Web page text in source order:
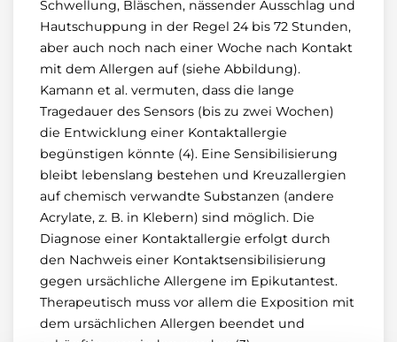
Schwellung, Bläschen, nässender Ausschlag und
Hautschuppung in der Regel 24 bis 72 Stunden,
aber auch noch nach einer Woche nach Kontakt
mit dem Allergen auf (siehe Abbildung).
Kamann et al. vermuten, dass die lange
Tragedauer des Sensors (bis zu zwei Wochen)
die Entwicklung einer Kontaktallergie
begünstigen könnte (4). Eine Sensibilisierung
bleibt lebenslang bestehen und Kreuzallergien
auf chemisch verwandte Substanzen (andere
Acrylate, z. B. in Klebern) sind möglich. Die
Diagnose einer Kontaktallergie erfolgt durch
den Nachweis einer Kontaktsensibilisierung
gegen ursächliche Allergene im Epikutantest.
Therapeutisch muss vor allem die Exposition mit
dem ursächlichen Allergen beendet und